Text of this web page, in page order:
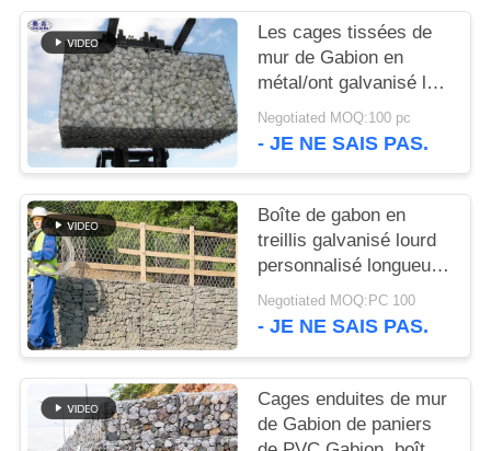
PLAN
DU
SITE
POLITIQUE
DE
CONFIDENTIALITÉ
Les cages tissées de
mur de Gabion en
métal/ont galvanisé le
service en pierre en
acier d'OEM de cage
Negotiated MOQ:100 pc
- JE NE SAIS PAS.
Boîte de gabon en
treillis galvanisé lourd
personnalisé longueur
largeur hauteur
barrages protection
Negotiated MOQ:PC 100
- JE NE SAIS PAS.
Cages enduites de mur
de Gabion de paniers